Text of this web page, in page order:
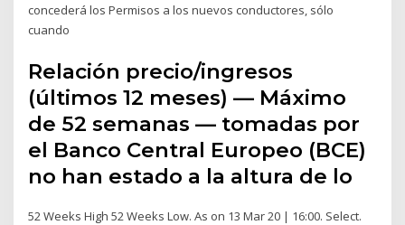
concederá los Permisos a los nuevos conductores, sólo
cuando
Relación precio/ingresos
(últimos 12 meses) — Máximo
de 52 semanas — tomadas por
el Banco Central Europeo (BCE)
no han estado a la altura de lo
52 Weeks High 52 Weeks Low. As on 13 Mar 20 | 16:00. Select.